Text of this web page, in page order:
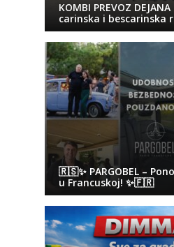
KOMBI PREVOZ DEJANA
carinska i bescarinska
🇷🇸✨ PARGOBEL –
u Francuskoj! ✨🇫🇷